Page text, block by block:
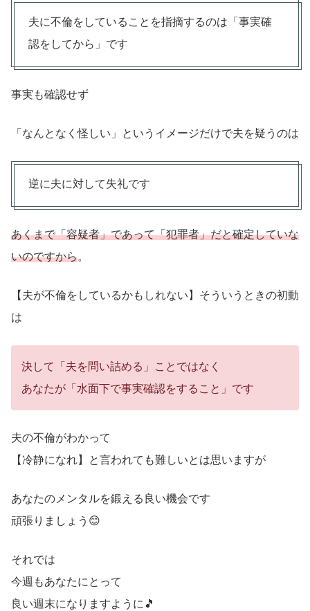
夫に不倫をしていることを指摘するのは「事実確
認をしてから」です
事実も確認せず
「なんとなく怪しい」というイメージだけで夫を疑うのは
逆に夫に対して失礼です
あくまで「容疑者」であって「犯罪者」だと確定していな
いのですから。
【夫が不倫をしているかもしれない】そういうときの初動
は
決して「夫を問い詰める」ことではなく
あなたが「水面下で事実確認をすること」です
夫の不倫がわかって
【冷静になれ】と言われても難しいとは思いますが
あなたのメンタルを鍛える良い機会です
頑張りましょう😊
それでは
今週もあなたにとって
良い週末になりますように🎵